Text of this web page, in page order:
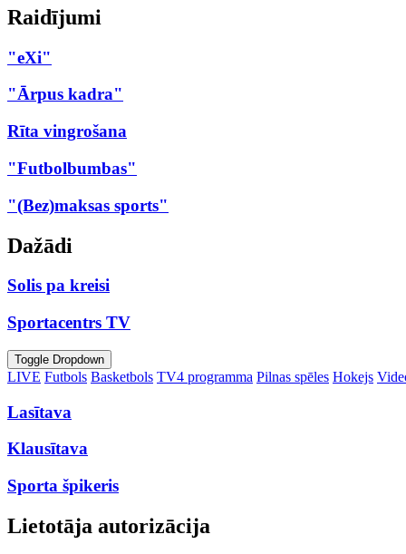
Raidījumi
"eXi"
"Ārpus kadra"
Rīta vingrošana
"Futbolbumbas"
"(Bez)maksas sports"
Dažādi
Solis pa kreisi
Sportacentrs TV
Toggle Dropdown
LIVE Futbols Basketbols TV4 programma Pilnas spēles Hokejs
Lasītava
Klausītava
Sporta špikeris
Lietotāja autorizācija